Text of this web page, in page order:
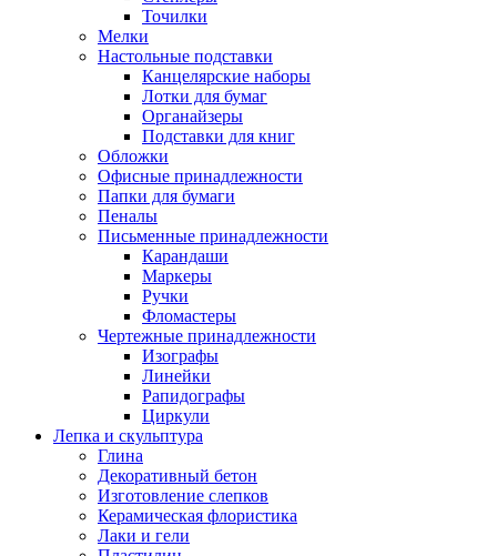
Точилки
Мелки
Настольные подставки
Канцелярские наборы
Лотки для бумаг
Органайзеры
Подставки для книг
Обложки
Офисные принадлежности
Папки для бумаги
Пеналы
Письменные принадлежности
Карандаши
Маркеры
Ручки
Фломастеры
Чертежные принадлежности
Изографы
Линейки
Рапидографы
Циркули
Лепка и скульптура
Глина
Декоративный бетон
Изготовление слепков
Керамическая флористика
Лаки и гели